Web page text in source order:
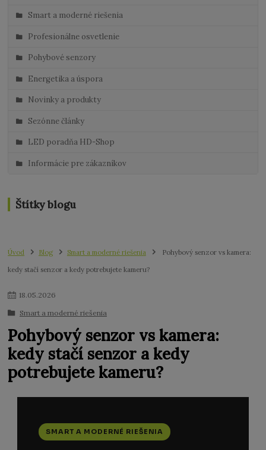
Smart a moderné riešenia
Profesionálne osvetlenie
Pohybové senzory
Energetika a úspora
Novinky a produkty
Sezónne články
LED poradňa HD-Shop
Informácie pre zákazníkov
Štítky blogu
Úvod Blog Smart a moderné riešenia Pohybový senzor vs kamera:
kedy stačí senzor a kedy potrebujete kameru?
18.05.2026
Smart a moderné riešenia
Pohybový senzor vs kamera:
kedy stačí senzor a kedy
potrebujete kameru?
SMART A MODERNÉ RIEŠENIA